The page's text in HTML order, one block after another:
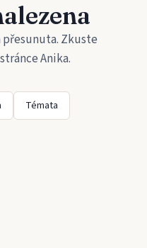
Zkuste
Anika.
Témata